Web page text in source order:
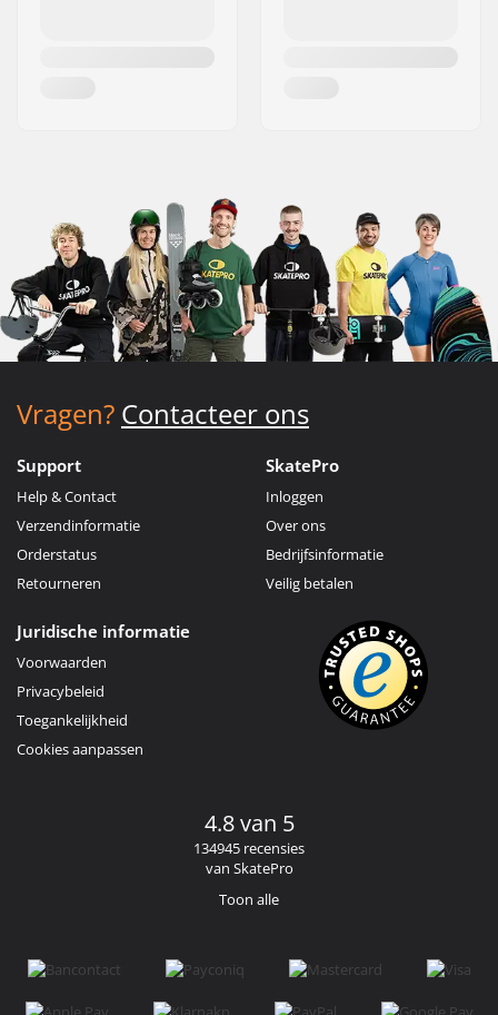
Vragen? Contacteer ons
Support
Help & Contact
Verzendinformatie
Orderstatus
Retourneren
SkatePro
Inloggen
Over ons
Bedrijfsinformatie
Veilig betalen
Juridische informatie
Voorwaarden
Privacybeleid
Toegankelijkheid
Cookies aanpassen
4.8 van 5
134945 recensies
van SkatePro
Toon alle